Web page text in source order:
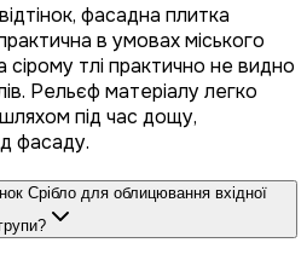
фасадна плитка
в умовах міського
тлі практично не видно
Рельєф матеріалу легко
під час дощу,
фасаду.
Срібло для облицювання вхідної
групи?